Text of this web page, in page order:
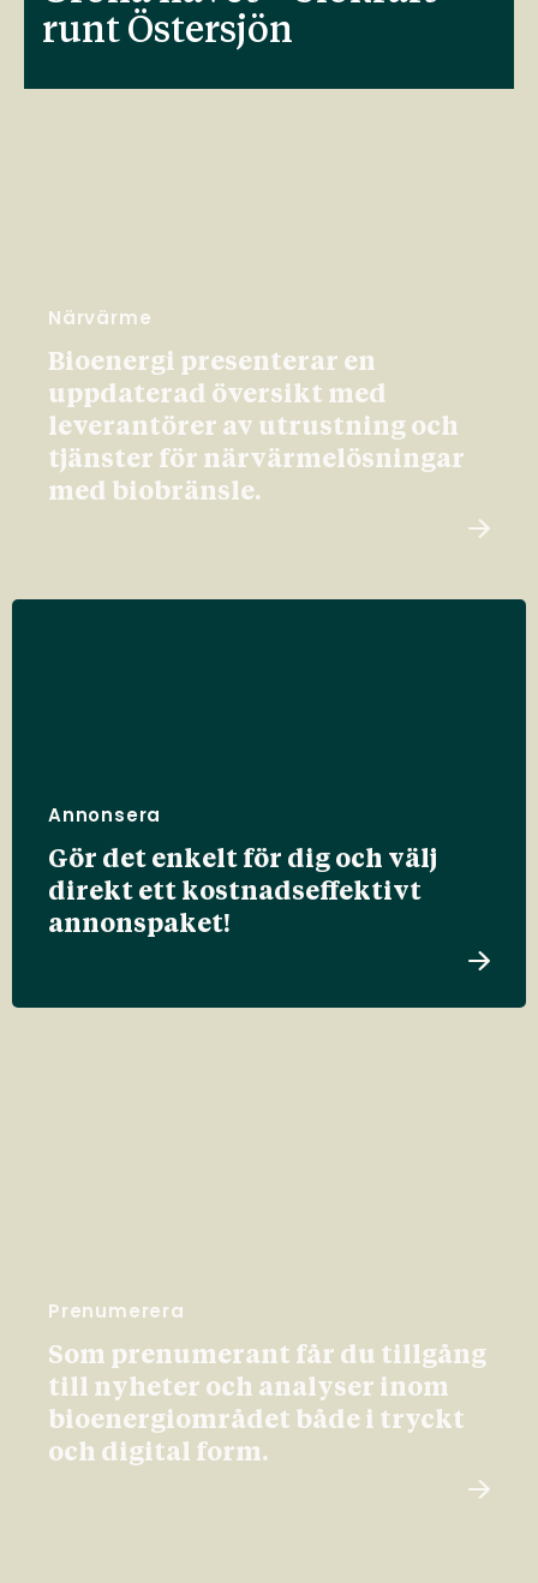
runt Östersjön
Närvärme
Bioenergi presenterar en
uppdaterad översikt med
leverantörer av utrustning och
tjänster för närvärmelösningar
med biobränsle.
Annonsera
Gör det enkelt för dig och välj
direkt ett kostnadseffektivt
annonspaket!
Prenumerera
Som prenumerant får du tillgång
till nyheter och analyser inom
bioenergiområdet både i tryckt
och digital form.